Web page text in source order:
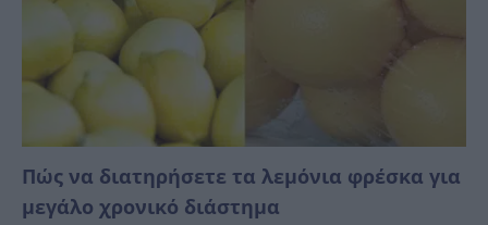
Πώς να διατηρήσετε τα λεμόνια φρέσκα για
μεγάλο χρονικό διάστημα